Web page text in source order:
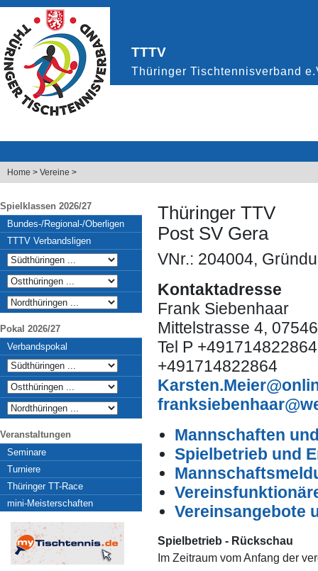
Home > Vereine >
Spielklassen 2026/27
Bundes-/Regional-/Oberligen
TTTV Verbandsligen
Pokal 2026/27
Verbandspokal
Veranstaltungen
Seminare
Turniere
Thüringer TT-Race
mini-Meisterschaften
Thüringer TTV
Post SV Gera
VNr.: 204004,
Kontaktadresse
Frank Siebenhaar
Mittelstrasse 4,
Tel P
+491714822864
Mannschaften
Spielbetrieb und
Vereinsangebote
Spielbetrieb - Rückschau
Im Zeitraum vom Anfang der